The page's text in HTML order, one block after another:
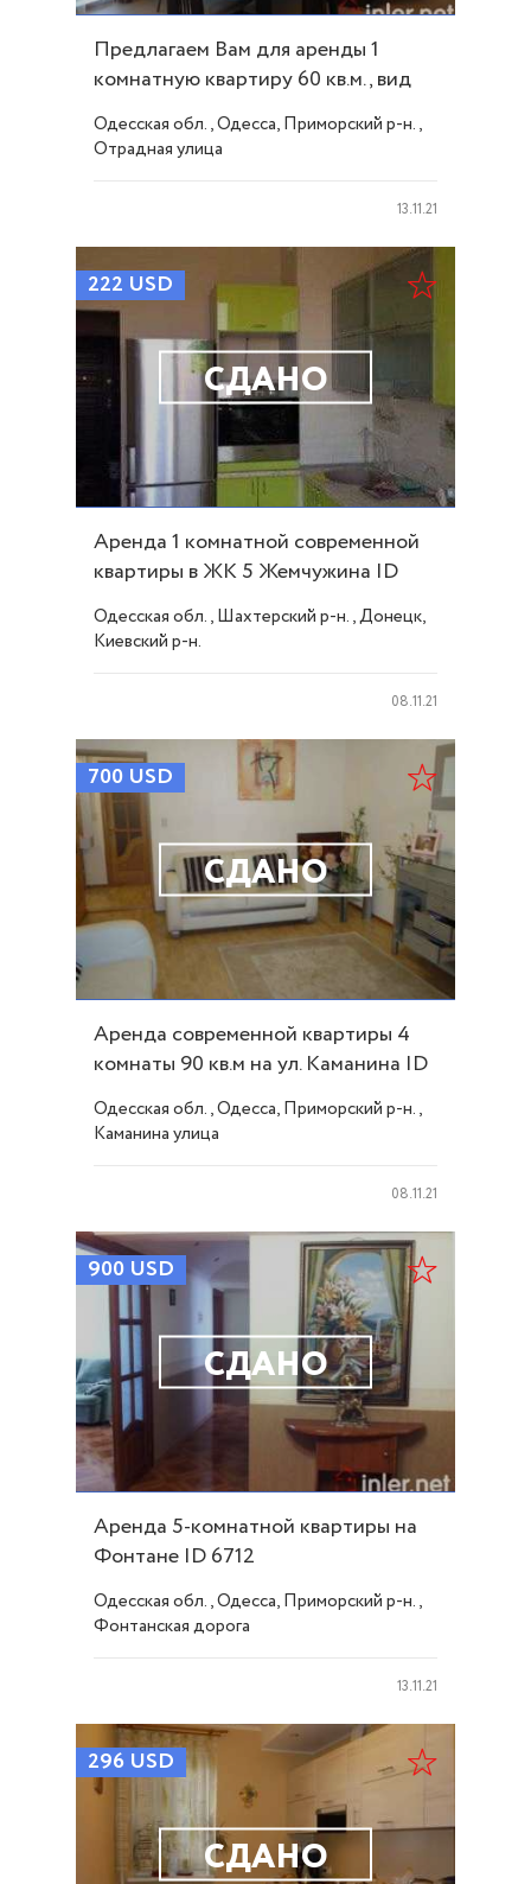
Предлагаем Вам для аренды 1
комнатную квартиру 60 кв.м., вид
на море ID 5381
Одесская обл., Одесса, Приморский р-н.,
Отрадная улица
13.11.21
СДАНО
222 USD
Аренда 1 комнатной современной
квартиры в ЖК 5 Жемчужина ID
5757
Одесская обл., Шахтерский р-н., Донецк,
Киевский р-н.
08.11.21
СДАНО
700 USD
Аренда современной квартиры 4
комнаты 90 кв.м на ул. Каманина ID
5803
Одесская обл., Одесса, Приморский р-н.,
Каманина улица
08.11.21
СДАНО
900 USD
Аренда 5-комнатной квартиры на
Фонтане ID 6712
Одесская обл., Одесса, Приморский р-н.,
Фонтанская дорога
13.11.21
СДАНО
296 USD